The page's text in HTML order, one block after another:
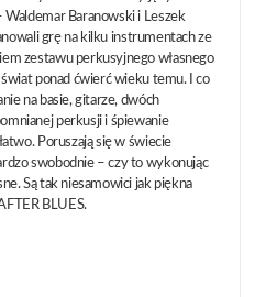
Waldemar Baranowski i Leszek
grę na kilku instrumentach ze
zestawu perkusyjnego własnego
ponad ćwierć wieku temu. I co
na basie, gitarze, dwóch
perkusji i śpiewanie
Poruszają się w świecie
swobodnie – czy to wykonując
Są tak niesamowici jak piękna
BLUES.